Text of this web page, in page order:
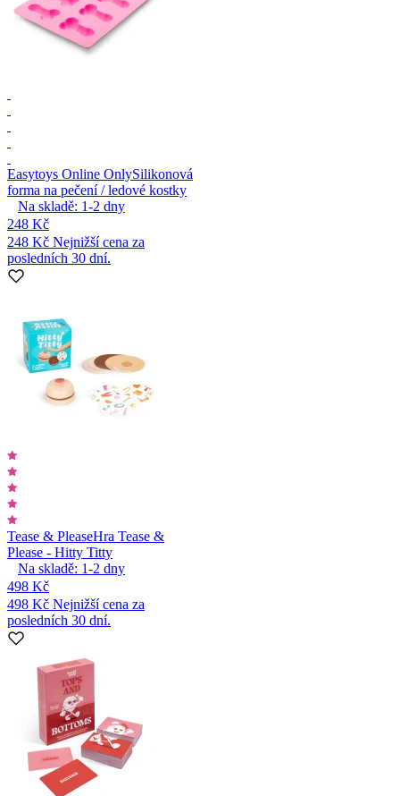
Easytoys Online OnlySilikonová
forma na pečení / ledové kostky
Na skladě: 1-2 dny
248 Kč
248 Kč Nejnižší cena za
posledních 30 dní.
Tease & PleaseHra Tease &
Please - Hitty Titty
Na skladě: 1-2 dny
498 Kč
498 Kč Nejnižší cena za
posledních 30 dní.